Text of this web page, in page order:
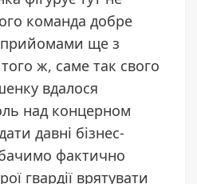
команда добре
прийомами ще з
ж, саме так свого
вдалося
над концерном
давні бізнес-
фактично
гвардії врятувати